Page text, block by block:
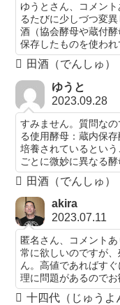
ゆうとさん、コメン
るたびに少しづつ変
酒（協会酵母や蔵付酵
保存したものを使われ
田酒（でんしゅ
ゆうと
2023.09.28
すみません。質問な
る使用酵母：蔵内保
培養されているとい
ごとに微妙に異なる酵
田酒（でんしゅ
akira
2023.07.11
匿名さん、コメント
常に欲しいのですが
ん。高値であればす
理に問題があるのでお
十四代（じゅうよ